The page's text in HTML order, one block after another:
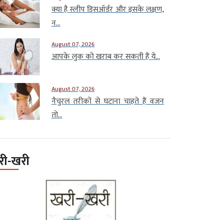
क्या है स्लीप डिसऑर्डर और इसके लक्षण,
न...
August 07, 2026
आपके लुक को खराब कर सकती हैं ये...
August 07, 2026
नैचुरल तरीकों से घटाना चाहते हैं वजन
तो...
खरी